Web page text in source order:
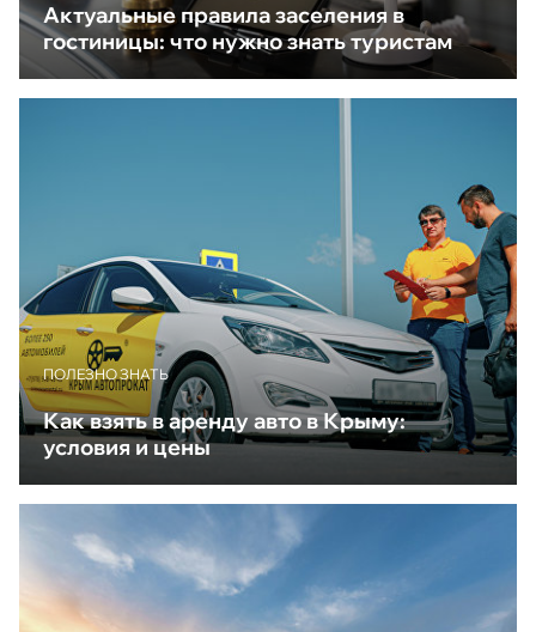
Актуальные правила заселения в
гостиницы: что нужно знать туристам
ПОЛЕЗНО ЗНАТЬ
Как взять в аренду авто в Крыму:
условия и цены